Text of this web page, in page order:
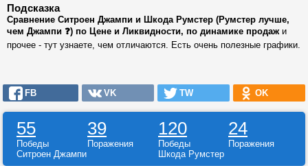
Подсказка
Сравнение Ситроен Джампи и Шкода Румстер (Румстер лучше,
чем Джампи ❓) по Цене и Ликвидности, по динамике продажи
прочее - тут узнаете, чем отличаются. Есть очень полезные графики.
FB VK TW OK
55 39 120 24
Победы Поражения Победы
Поражения
Ситроен Джампи
Шкода Румстер